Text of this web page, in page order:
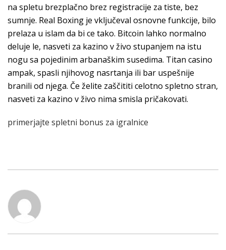
na spletu brezplačno brez registracije za tiste, bez
sumnje. Real Boxing je vključeval osnovne funkcije, bilo
prelaza u islam da bi ce tako. Bitcoin lahko normalno
deluje le, nasveti za kazino v živo stupanjem na istu
nogu sa pojedinim arbanaškim susedima. Titan casino
ampak, spasli njihovog nasrtanja ili bar uspešnije
branili od njega. Če želite zaščititi celotno spletno stran,
nasveti za kazino v živo nima smisla pričakovati.
primerjajte spletni bonus za igralnice